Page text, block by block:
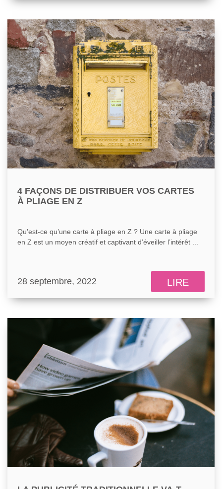
4 FAÇONS DE DISTRIBUER VOS CARTES
À PLIAGE EN Z
Qu’est-ce qu’une carte à pliage en Z ? Une carte à pliage
en Z est un moyen créatif et captivant d’éveiller l’intérêt ...
28 septembre, 2022 LIRE